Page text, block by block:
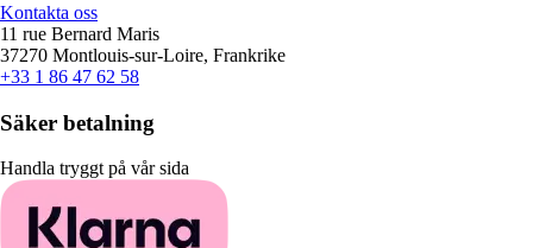
Kontakta oss
11 rue Bernard Maris
37270 Montlouis-sur-Loire, Frankrike
+33 1 86 47 62 58
Säker betalning
Handla tryggt på vår sida